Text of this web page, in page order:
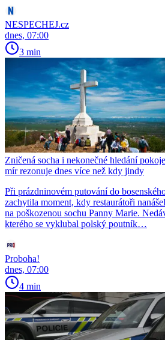
NESPECHEJ.cz
dnes, 07:00
3 min
Zničená socha i nekonečné hledání
mír rezonuje dnes více než kdy jindy
Při prázdninovém putování do
zachytila moment, kdy restaurátoři
na poškozenou sochu Panny Marie.
kterého se vyklubal polský poutník…
Proboha!
dnes, 07:00
4 min